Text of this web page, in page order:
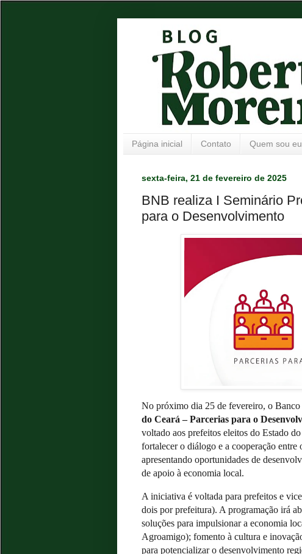
Página inicial Contato Quem sou eu
sexta-feira, 21 de fevereiro de 2025
BNB realiza I Seminário
para o Desenvolvimento
No próximo dia 25 de fevereiro, o
do Ceará – Parcerias para o
voltado aos prefeitos eleitos do Estado
fortalecer o diálogo e a cooperação
apresentando oportunidades de
de apoio à economia local.
A iniciativa é voltada para prefeitos e
dois por prefeitura). A programação irá
soluções para impulsionar a economia
Agroamigo); fomento à cultura e
para potencializar o desenvolvimento